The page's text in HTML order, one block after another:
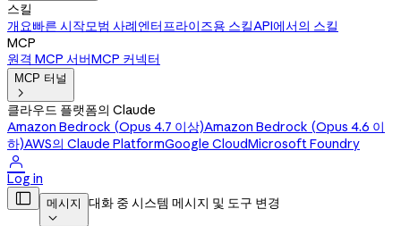
스킬
개요빠른 시작모범 사례엔터프라이즈용 스킬API에서의 스킬
MCP
원격 MCP 서버MCP 커넥터
MCP 터널

클라우드 플랫폼의 Claude
Amazon Bedrock (Opus 4.7 이상)Amazon Bedrock (Opus 4.6 이
하)AWS의 Claude PlatformGoogle CloudMicrosoft Foundry

Log in
 메시지

대화 중 시스템 메시지 및 도구 변경